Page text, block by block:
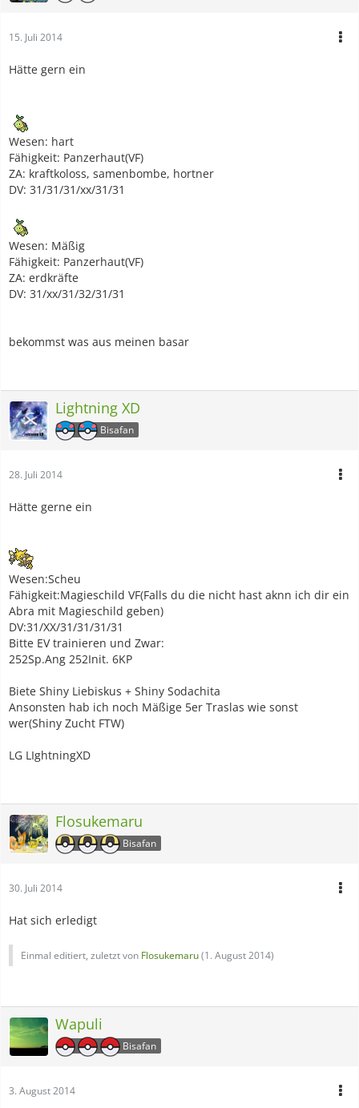
15. Juli 2014
Hätte gern ein
Wesen: hart
Fähigkeit: Panzerhaut(VF)
ZA: kraftkoloss, samenbombe, hortner
DV: 31/31/31/xx/31/31
Wesen: Mäßig
Fähigkeit: Panzerhaut(VF)
ZA: erdkräfte
DV: 31/xx/31/32/31/31
bekommst was aus meinen basar
Lightning XD
Bisafan
28. Juli 2014
Hätte gerne ein
Wesen:Scheu
Fähigkeit:Magieschild VF(Falls du die nicht hast aknn ich dir ein
Abra mit Magieschild geben)
DV:31/XX/31/31/31/31
Bitte EV trainieren und Zwar:
252Sp.Ang 252Init. 6KP
Biete Shiny Liebiskus + Shiny Sodachita
Ansonsten hab ich noch Mäßige 5er Traslas wie sonst
wer(Shiny Zucht FTW)
LG LIghtningXD
Flosukemaru
Bisafan
30. Juli 2014
Hat sich erledigt
Einmal editiert, zuletzt von Flosukemaru(1. August 2014)
Wapuli
Bisafan
3. August 2014